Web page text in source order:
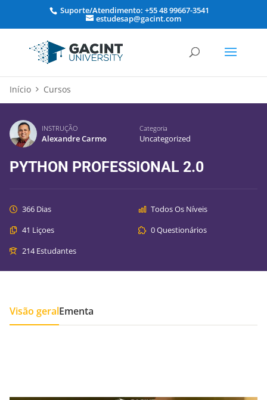
Suporte/Atendimento: +55 48 99667-3541
estudesap@gacint.com
Início Cursos
INSTRUÇÃO
Alexandre Carmo
Categoria
Uncategorized
PYTHON PROFESSIONAL 2.0
366 Dias
Todos Os Níveis
41 Liçoes
0 Questionários
214 Estudantes
Visão geralEmenta